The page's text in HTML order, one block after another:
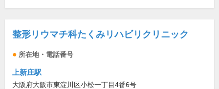
整形リウマチ科たくみリハビリクリニック
所在地・電話番号
上新庄駅
大阪府大阪市東淀川区小松一丁目4番6号